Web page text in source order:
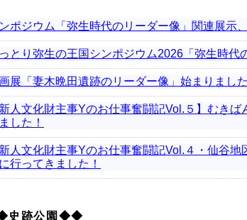
ポジウム「弥生時代のリーダー像」関連展示
とり弥生の王国シンポジウム2026「弥生時代
展「妻木晩田遺跡のリーダー像」始まりました
新人文化財主事Yのお仕事奮闘記Vol.５】むき
した！
新人文化財主事Yのお仕事奮闘記Vol.４・仙谷
行ってきました！
跡公園◆◆